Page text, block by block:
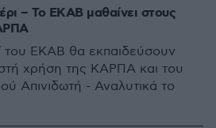
– Το ΕΚΑΒ μαθαίνει στους
του ΕΚΑΒ θα εκπαιδεύσουν
χρήση της ΚΑΡΠΑ και του
Απινιδωτή - Αναλυτικά το